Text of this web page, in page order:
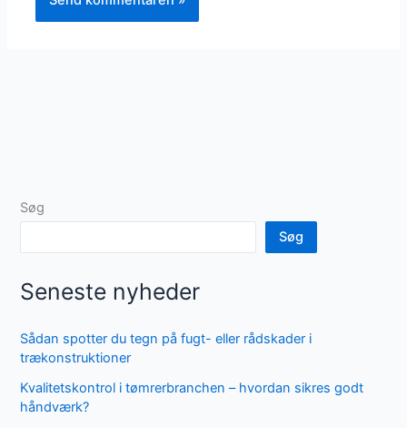
Søg
Søg
Seneste nyheder
Sådan spotter du tegn på fugt- eller rådskader i
trækonstruktioner
Kvalitetskontrol i tømrerbranchen – hvordan sikres godt
håndværk?